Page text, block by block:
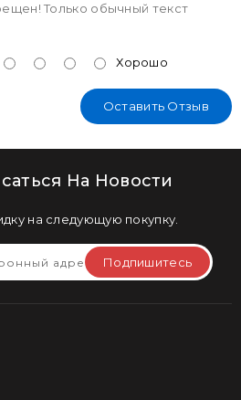
Только обычный текст
Хорошо
Оставить Отзыв
На Новости
на следующую покупку.
Подпишитесь